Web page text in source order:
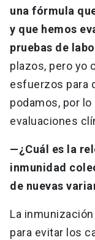
una fórmula
y que hemos
pruebas de
plazos, pero yo
esfuerzos para
podamos, por
evaluaciones
—¿Cuál es la
inmunidad
de nuevas
La
para evitar los